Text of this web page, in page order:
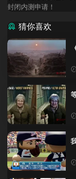
封闭内测申请！
猜你喜欢